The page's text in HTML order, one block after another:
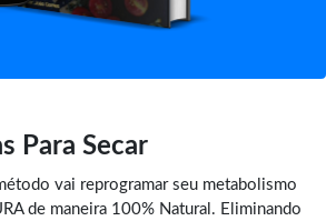
Para Secar
vai reprogramar seu metabolismo
de maneira 100% Natural. Eliminando